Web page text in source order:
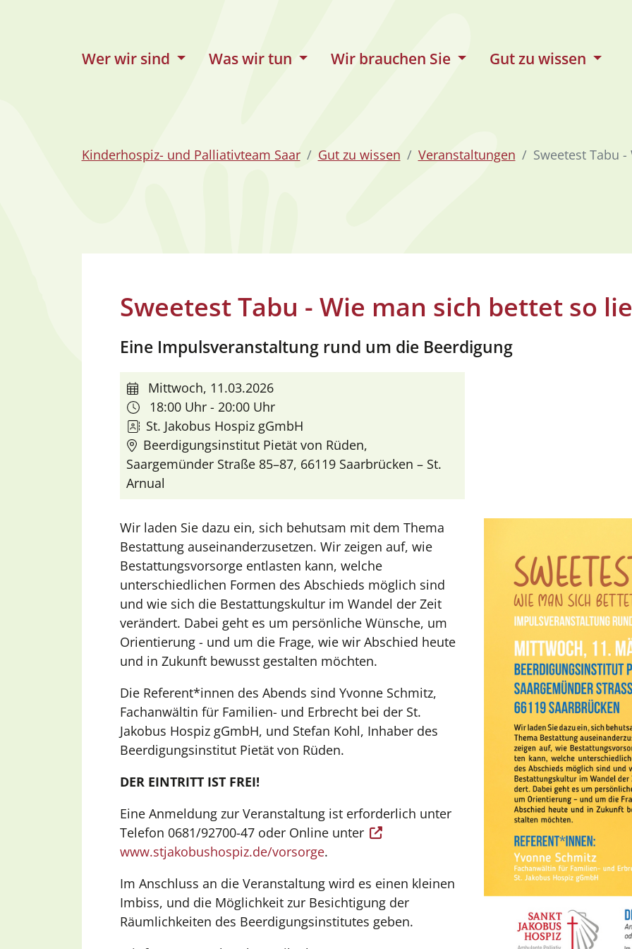
Wer wir sind Was wir tun Wir brauchen Sie Gut zu wissen
Kinderhospiz- und Palliativteam Saar Gut zu wissen Veranstaltungen Sweetest Tabu
Sweetest Tabu - Wie man sich bettet so
Eine Impulsveranstaltung rund um die Beerdigung
Mittwoch, 11.03.2026
18:00 Uhr - 20:00 Uhr
St. Jakobus Hospiz gGmbH
Beerdigungsinstitut Pietät von Rüden,
Saargemünder Straße 85–87, 66119 Saarbrücken – St.
Arnual
Wir laden Sie dazu ein, sich behutsam mit dem Thema
Bestattung auseinanderzusetzen. Wir zeigen auf, wie
Bestattungsvorsorge entlasten kann, welche
unterschiedlichen Formen des Abschieds möglich sind
und wie sich die Bestattungskultur im Wandel der Zeit
verändert. Dabei geht es um persönliche Wünsche, um
Orientierung - und um die Frage, wie wir Abschied heute
und in Zukunft bewusst gestalten möchten.
Die Referent*innen des Abends sind Yvonne Schmitz,
Fachanwältin für Familien- und Erbrecht bei der St.
Jakobus Hospiz gGmbH, und Stefan Kohl, Inhaber des
Beerdigungsinstitut Pietät von Rüden.
DER EINTRITT IST FREI!
Eine Anmeldung zur Veranstaltung ist erforderlich unter
Telefon 0681/92700-47 oder Online unter
www.stjakobushospiz.de/vorsorge.
Im Anschluss an die Veranstaltung wird es einen kleinen
Imbiss, und die Möglichkeit zur Besichtigung der
Räumlichkeiten des Beerdigungsinstitutes geben.